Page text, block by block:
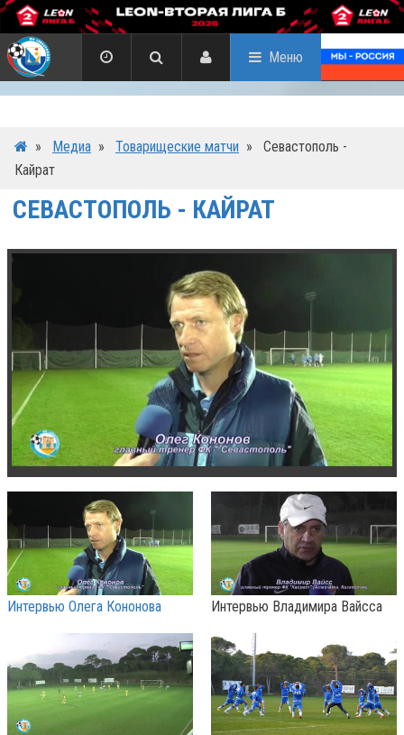
Меню
» Медиа » Товарищеские матчи »
Севастополь -
Кайрат
СЕВАСТОПОЛЬ - КАЙРАТ
Интервью Олега Кононова Интервью Владимира Вайсса